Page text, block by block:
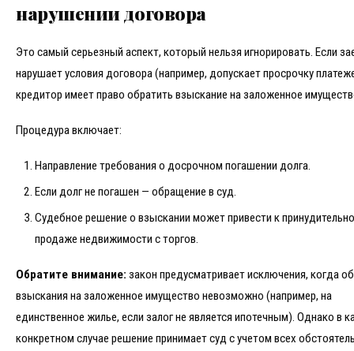
нарушении договора
Это самый серьезный аспект, который нельзя игнорировать. Если
нарушает условия договора (например, допускает просрочку
кредитор имеет право обратить взыскание на заложенное
Процедура включает:
Направление требования о досрочном погашении долга.
Если долг не погашен — обращение в суд.
Судебное решение о взыскании может привести к
продаже недвижимости с торгов.
Обратите внимание: закон предусматривает исключения, когда
взыскания на заложенное имущество невозможно (например, на
единственное жилье, если залог не является ипотечным). Однако в
конкретном случае решение принимает суд с учетом всех